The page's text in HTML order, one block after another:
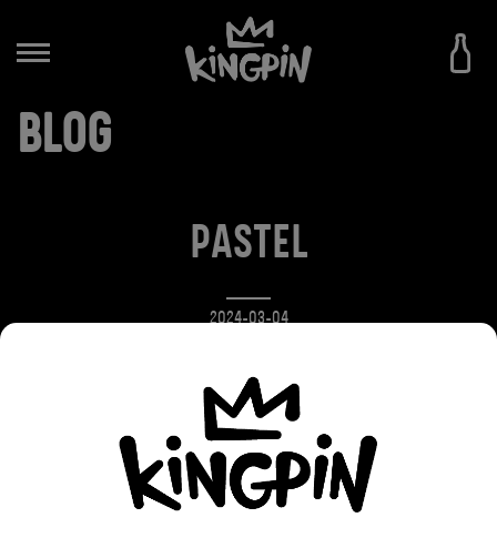
BLOG
PASTEL
2024-03-04
chmielowe w aromacie i smaku, o nutach tropikalnego
owocowego koktajlu mandarynki, limonki, ananasa,
mango, melona i akcentach ziołowych. Miękkie i
puszyste, z niewysoką goryczką i gładkim finiszem.